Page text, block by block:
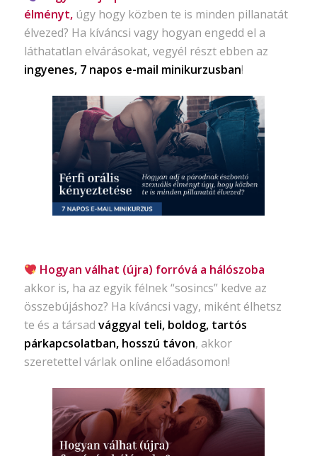
élményt, úgy hogy közben te is minden pillanatát
élvezed? Ha kíváncsi vagy hogyan engedd el a
láthatatlan elvárásokat, vegyél részt ebben az
ingyenes, 7 napos e-mail minikurzusban!
Hogyan válhat (újra) forróvá a hálószoba
akkor is, ha az egyik félnek “sosincs” kedve az
összebújáshoz? Ha kíváncsi vagy, miként élhetsz
te és a társad vággyal teli, boldog, tartós
párkapcsolatban, hosszú távon, akkor
szeretettel várlak online előadásomon!